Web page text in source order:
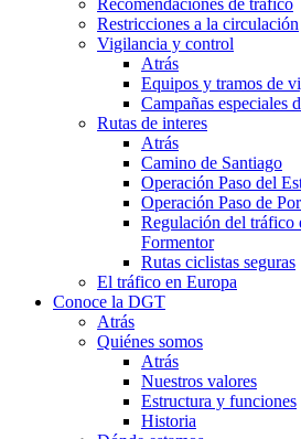
Recomendaciones de tráfico
Restricciones a la circulación
Vigilancia y control
Atrás
Equipos y tramos de
Campañas especiales
Rutas de interes
Atrás
Camino de Santiago
Operación Paso del
Operación Paso de
Regulación del tráfico
Formentor
Rutas ciclistas seguras
El tráfico en Europa
Conoce la DGT
Atrás
Quiénes somos
Atrás
Nuestros valores
Estructura y funciones
Historia